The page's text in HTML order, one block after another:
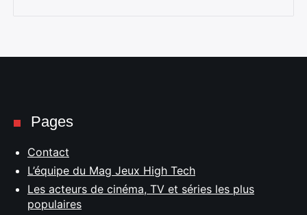
Pages
Contact
L’équipe du Mag Jeux High Tech
Les acteurs de cinéma, TV et séries les plus
populaires